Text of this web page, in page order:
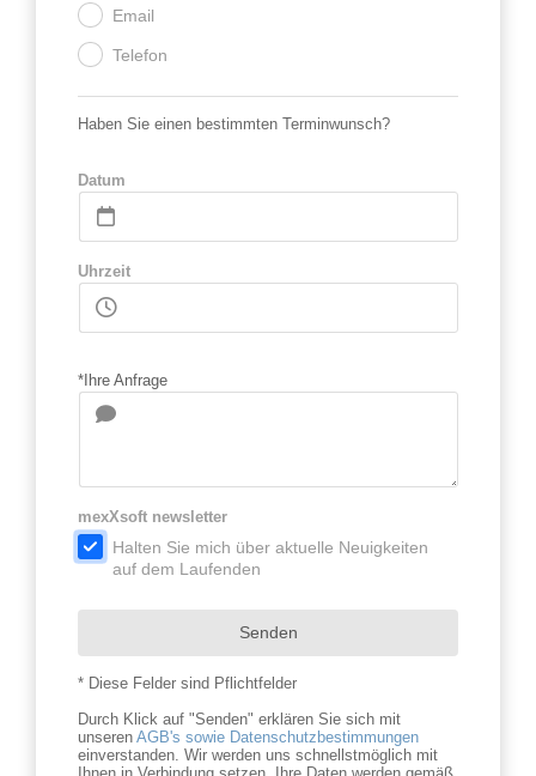
Email
Telefon
Haben Sie einen bestimmten Terminwunsch?
Datum
Uhrzeit
*Ihre Anfrage
mexXsoft newsletter
.
Halten Sie mich über aktuelle Neuigkeiten
auf dem Laufenden
Senden
* Diese Felder sind Pflichtfelder
Durch Klick auf "Senden" erklären Sie sich mit
unseren AGB's sowie Datenschutzbestimmungen
einverstanden. Wir werden uns schnellstmöglich mit